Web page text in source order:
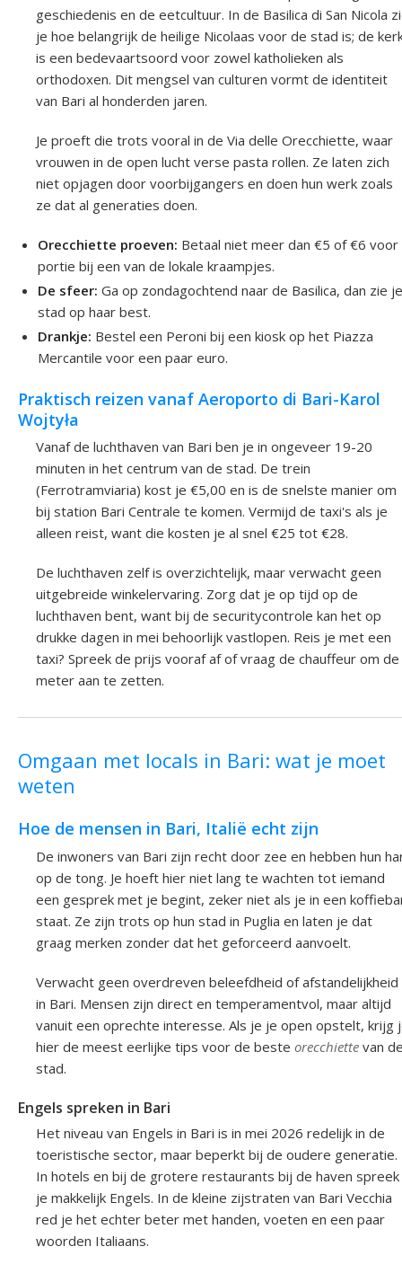
geschiedenis en de eetcultuur. In de Basilica di San Nicola
je hoe belangrijk de heilige Nicolaas voor de stad is; de
is een bedevaartsoord voor zowel katholieken als
orthodoxen. Dit mengsel van culturen vormt de identiteit
van Bari al honderden jaren.
Je proeft die trots vooral in de Via delle Orecchiette, waar
vrouwen in de open lucht verse pasta rollen. Ze laten zich
niet opjagen door voorbijgangers en doen hun werk zoals
ze dat al generaties doen.
Orecchiette proeven: Betaal niet meer dan €5 of €6 voor
portie bij een van de lokale kraampjes.
De sfeer: Ga op zondagochtend naar de Basilica, dan zie
stad op haar best.
Drankje: Bestel een Peroni bij een kiosk op het Piazza
Mercantile voor een paar euro.
Praktisch reizen vanaf Aeroporto di Bari-Karol
Wojtyła
Vanaf de luchthaven van Bari ben je in ongeveer 19-20
minuten in het centrum van de stad. De trein
(Ferrotramviaria) kost je €5,00 en is de snelste manier om
bij station Bari Centrale te komen. Vermijd de taxi's als je
alleen reist, want die kosten je al snel €25 tot €28.
De luchthaven zelf is overzichtelijk, maar verwacht geen
uitgebreide winkelervaring. Zorg dat je op tijd op de
luchthaven bent, want bij de securitycontrole kan het op
drukke dagen in mei behoorlijk vastlopen. Reis je met een
taxi? Spreek de prijs vooraf af of vraag de chauffeur om de
meter aan te zetten.
Omgaan met locals in Bari: wat je moet
weten
Hoe de mensen in Bari, Italië echt zijn
De inwoners van Bari zijn recht door zee en hebben hun
op de tong. Je hoeft hier niet lang te wachten tot iemand
een gesprek met je begint, zeker niet als je in een
staat. Ze zijn trots op hun stad in Puglia en laten je dat
graag merken zonder dat het geforceerd aanvoelt.
Verwacht geen overdreven beleefdheid of afstandelijkheid
in Bari. Mensen zijn direct en temperamentvol, maar altijd
vanuit een oprechte interesse. Als je je open opstelt, krijg
hier de meest eerlijke tips voor de beste orecchiette van
stad.
Engels spreken in Bari
Het niveau van Engels in Bari is in mei 2026 redelijk in de
toeristische sector, maar beperkt bij de oudere generatie.
In hotels en bij de grotere restaurants bij de haven spreek
je makkelijk Engels. In de kleine zijstraten van Bari Vecchia
red je het echter beter met handen, voeten en een paar
woorden Italiaans.